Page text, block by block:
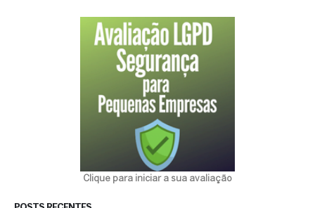
Clique para iniciar a sua avaliação